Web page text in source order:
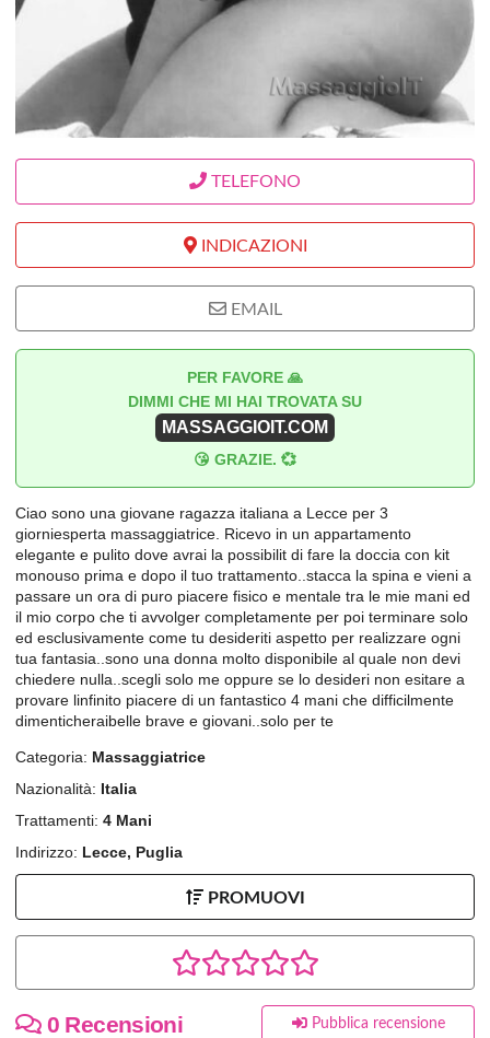
TELEFONO
INDICAZIONI
EMAIL
PER FAVORE 🙏
DIMMI CHE MI HAI TROVATA SU
MASSAGGIOIT.COM
😘 GRAZIE. 💞
Ciao sono una giovane ragazza italiana a Lecce per 3
giorniesperta massaggiatrice. Ricevo in un appartamento
elegante e pulito dove avrai la possibilit di fare la doccia con kit
monouso prima e dopo il tuo trattamento..stacca la spina e vieni a
passare un ora di puro piacere fisico e mentale tra le mie mani ed
il mio corpo che ti avvolger completamente per poi terminare solo
ed esclusivamente come tu desideriti aspetto per realizzare ogni
tua fantasia..sono una donna molto disponibile al quale non devi
chiedere nulla..scegli solo me oppure se lo desideri non esitare a
provare linfinito piacere di un fantastico 4 mani che difficilmente
dimenticheraibelle brave e giovani..solo per te
Categoria: Massaggiatrice
Nazionalità: Italia
Trattamenti: 4 Mani
Indirizzo: Lecce, Puglia
PROMUOVI
0 Recensioni Pubblica recensione